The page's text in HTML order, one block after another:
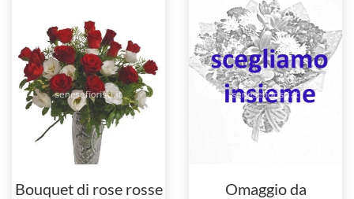
Bouquet di rose rosse
Omaggio da